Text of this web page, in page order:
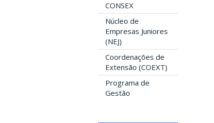
CONSEX
Núcleo de
Empresas Juniores
(NEJ)
Coordenações de
Extensão (COEXT)
Programa de
Gestão